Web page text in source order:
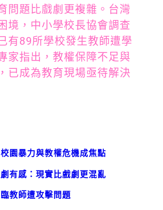
問題比戲劇更複雜。台灣
境，中小學校長協會調查
有89所學校發生教師遭學
家指出，教權保障不足與
已成為教育現場亟待解決
園暴力與教權危機成焦點
有感：現實比戲劇更混亂
教師遭攻擊問題